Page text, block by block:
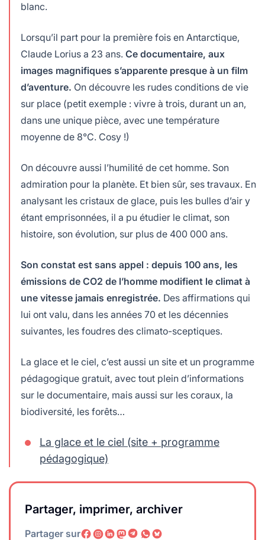
blanc.
Lorsqu’il part pour la première fois en Antarctique,
Claude Lorius a 23 ans. Ce documentaire, aux
images magnifiques s’apparente presque à un film
d’aventure. On découvre les rudes conditions de vie
sur place (petit exemple : vivre à trois, durant un an,
dans une unique pièce, avec une température
moyenne de 8°C. Cosy !)
On découvre aussi l’humilité de cet homme. Son
admiration pour la planète. Et bien sûr, ses travaux. En
analysant les cristaux de glace, puis les bulles d’air y
étant emprisonnées, il a pu étudier le climat, son
histoire, son évolution, sur plus de 400 000 ans.
Son constat est sans appel : depuis 100 ans, les
émissions de CO2 de l’homme modifient le climat à
une vitesse jamais enregistrée. Des affirmations qui
lui ont valu, dans les années 70 et les décennies
suivantes, les foudres des climato-sceptiques.
La glace et le ciel, c’est aussi un site et un programme
pédagogique gratuit, avec tout plein d’informations
sur le documentaire, mais aussi sur les coraux, la
biodiversité, les forêts…
La glace et le ciel (site + programme
pédagogique)
Partager, imprimer, archiver
Partager sur